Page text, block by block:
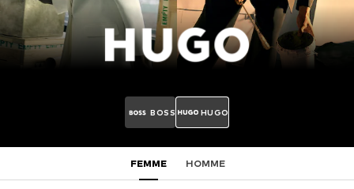
BOSS HUGO
FEMME HOMME